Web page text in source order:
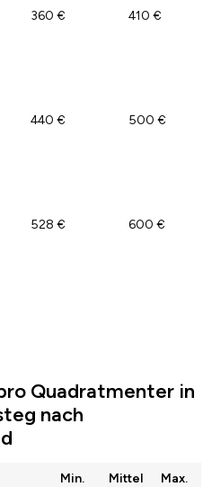
360 € 410 €
440 € 500 €
528 € 600 €
Quadratmenter in
nach
Min. Mittel Max.